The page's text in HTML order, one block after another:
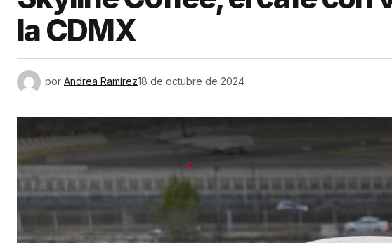
la CDMX
por Andrea Ramírez18 de octubre de 2024